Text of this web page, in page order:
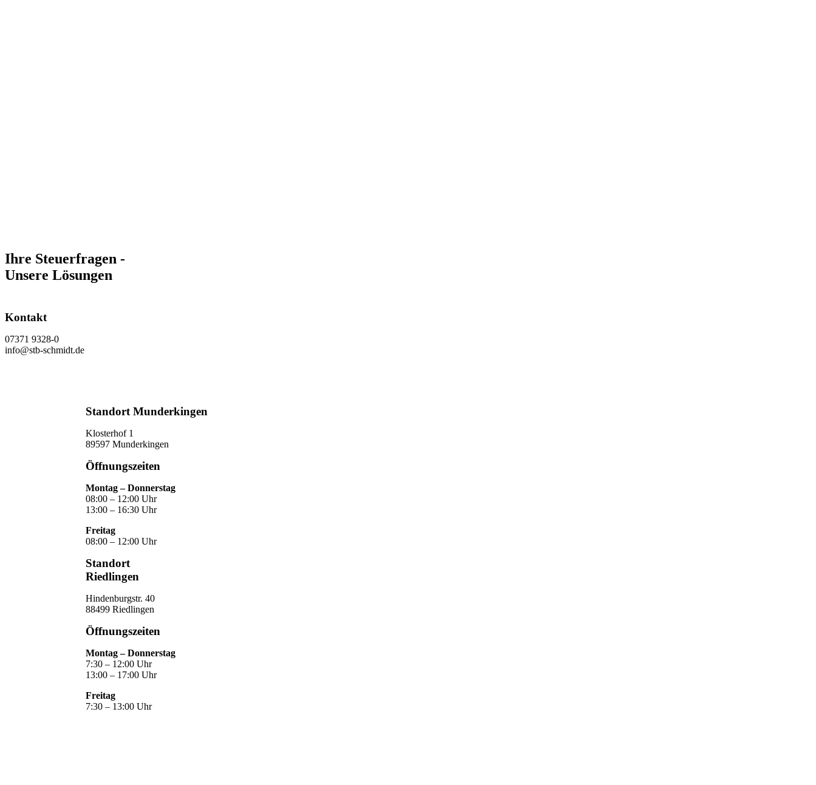
Ihre Steuerfragen -
Unsere Lösungen
Kontakt
07371 9328-0
info@stb-schmidt.de
Standort Munderkingen
Klosterhof 1
89597 Munderkingen
Öffnungszeiten
Montag – Donnerstag
08:00 – 12:00 Uhr
13:00 – 16:30 Uhr
Freitag
08:00 – 12:00 Uhr
Standort
Riedlingen
Hindenburgstr. 40
88499 Riedlingen
Öffnungszeiten
Montag – Donnerstag
7:30 – 12:00 Uhr
13:00 – 17:00 Uhr
Freitag
7:30 – 13:00 Uhr